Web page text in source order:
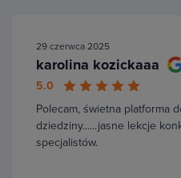
29 czerwca 2025
karolina kozickaaa
5.0
Polecam, świetna platforma
dziedziny......jasne lekcje
specjalistów.